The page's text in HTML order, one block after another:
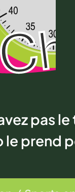
pas
prend